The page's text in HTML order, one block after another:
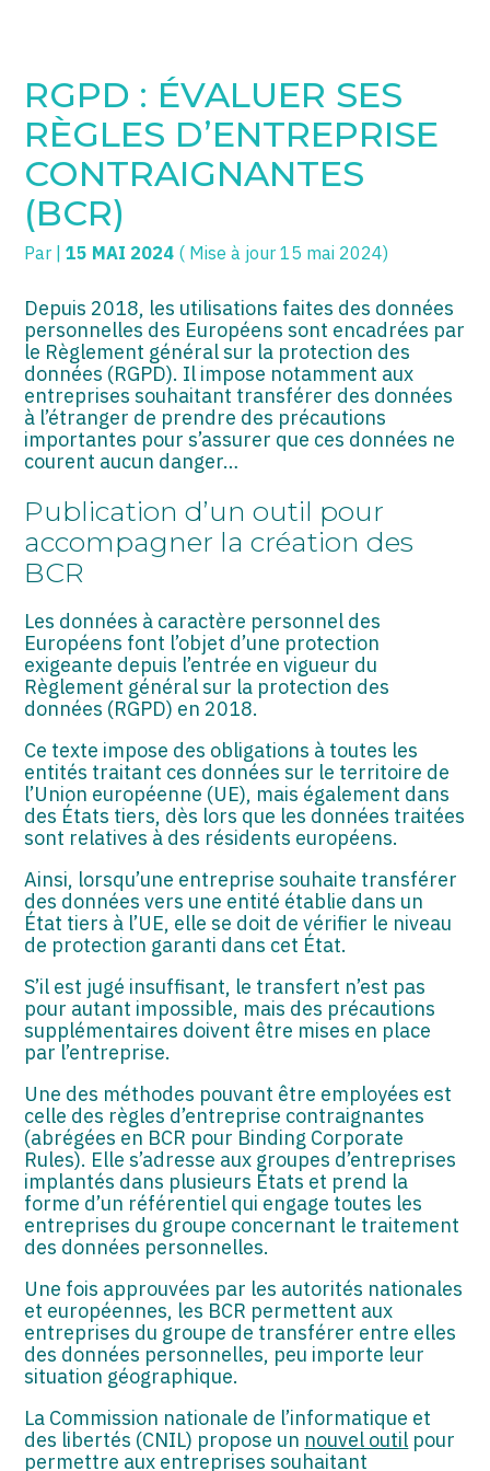
SOGECC – Noisy
SOGECC – République
SOGECC – Turbigo
COMMERÇANTS
GROUPE
SCI / LMNP
PROFESSIONS LIBÉRALES
HOLDING
PARTICULIERS
EXPATRIÉ NON RÉSIDANT
IMPATRIÉ / EXPATRIÉ
ASSOCIATIONS
START-UP
Gérer votre quotidien
Piloter votre entreprise
Développer votre entreprise
Construire votre patrimoine
Être prêt pour la facturation
électronique
RGPD : ÉVALUER SES
RÈGLES D’ENTREPRISE
CONTRAIGNANTES
(BCR)
Par |15 MAI 2024 ( Mise à jour 15 mai 2024)
Depuis 2018, les utilisations faites des données
personnelles des Européens sont encadrées par
le Règlement général sur la protection des
données (RGPD). Il impose notamment aux
entreprises souhaitant transférer des données
à l’étranger de prendre des précautions
importantes pour s’assurer que ces données ne
courent aucun danger…
Publication d’un outil pour
accompagner la création des
BCR
Les données à caractère personnel des
Européens font l’objet d’une protection
exigeante depuis l’entrée en vigueur du
Règlement général sur la protection des
données (RGPD) en 2018.
Ce texte impose des obligations à toutes les
entités traitant ces données sur le territoire de
l’Union européenne (UE), mais également dans
des États tiers, dès lors que les données traitées
sont relatives à des résidents européens.
Ainsi, lorsqu’une entreprise souhaite transférer
des données vers une entité établie dans un
État tiers à l’UE, elle se doit de vérifier le niveau
de protection garanti dans cet État.
S’il est jugé insuffisant, le transfert n’est pas
pour autant impossible, mais des précautions
supplémentaires doivent être mises en place
par l’entreprise.
Une des méthodes pouvant être employées est
celle des règles d’entreprise contraignantes
(abrégées en BCR pour Binding Corporate
Rules). Elle s’adresse aux groupes d’entreprises
implantés dans plusieurs États et prend la
forme d’un référentiel qui engage toutes les
entreprises du groupe concernant le traitement
des données personnelles.
Une fois approuvées par les autorités nationales
et européennes, les BCR permettent aux
entreprises du groupe de transférer entre elles
des données personnelles, peu importe leur
situation géographique.
La Commission nationale de l’informatique et
des libertés (CNIL) propose un nouvel outil pour
permettre aux entreprises souhaitant